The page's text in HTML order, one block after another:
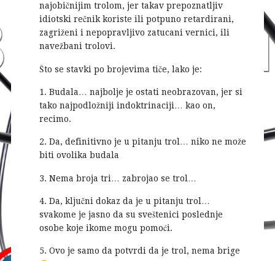
najobičnijim trolom, jer takav prepoznatljiv
idiotski rečnik koriste ili potpuno retardirani,
zagriženi i nepopravljivo zatucani vernici, ili
navežbani trolovi.
Što se stavki po brojevima tiče, lako je:
1. Budala… najbolje je ostati neobrazovan, jer si
tako najpodložniji indoktrinaciji… kao on,
recimo.
2. Da, definitivno je u pitanju trol… niko ne može
biti ovolika budala
3. Nema broja tri… zabrojao se trol…
4. Da, ključni dokaz da je u pitanju trol…
svakome je jasno da su sveštenici poslednje
osobe koje ikome mogu pomoći.
5. Ovo je samo da potvrdi da je trol, nema brige